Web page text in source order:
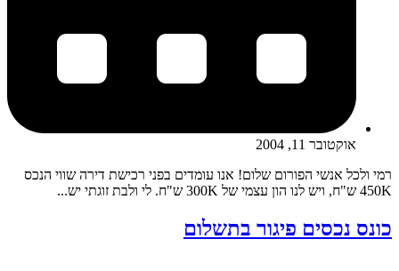
אוקטובר 11, 2004
רמי ולכל אנשי הפורום שלום! אנו עומדים בפני רכישת דירה שווי הנכס
450K ש"ח, ויש לנו הון עצמי של 300K ש"ח. לי ולבת זוגתי יש...
כונס נכסים פיגור בתשלום